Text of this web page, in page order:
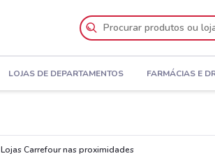
LOJAS DE DEPARTAMENTOS FARMÁCIAS E
Lojas Carrefour nas proximidades